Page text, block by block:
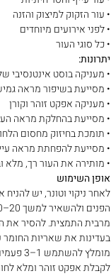
• עור הזקוק למיצוק והזנה
• לפני אירועים מיוחדים
• כל סוגי העור
יתרונות:
• מעניקה בוסט אינטנסיבי
• מסייעת בשיפור מראה
• מעניקה אפקט זוהר וקורן
• מסייעת בהחלקת מראה
• תומכת בחיזוק מחסום
• מסייעת להפחתת מראה
• מותירה את העור רך, מלא
אופן השימוש
לאחר ניקוי וטונר, יש
מרבית התמצית. להסיר את
בעדינות את שאריות
מומלץ
לקבלת אפקט זוהר ומלא